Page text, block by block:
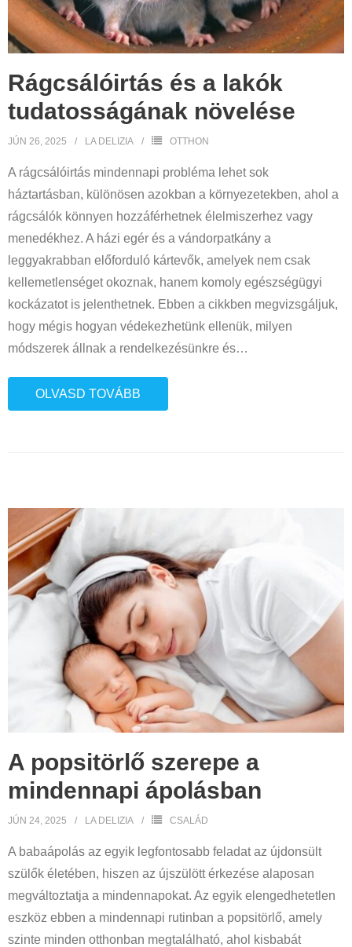
Rágcsálóirtás és a lakók
tudatosságának növelése
JÚN 26, 2025 LA DELIZIA OTTHON
A rágcsálóirtás mindennapi probléma lehet sok
háztartásban, különösen azokban a környezetekben, ahol a
rágcsálók könnyen hozzáférhetnek élelmiszerhez vagy
menedékhez. A házi egér és a vándorpatkány a
leggyakrabban előforduló kártevők, amelyek nem csak
kellemetlenséget okoznak, hanem komoly egészségügyi
kockázatot is jelenthetnek. Ebben a cikkben megvizsgáljuk,
hogy mégis hogyan védekezhetünk ellenük, milyen
módszerek állnak a rendelkezésünkre és…
OLVASD TOVÁBB
A popsitörlő szerepe a
mindennapi ápolásban
JÚN 24, 2025 LA DELIZIA CSALÁD
A babaápolás az egyik legfontosabb feladat az újdonsült
szülők életében, hiszen az újszülött érkezése alaposan
megváltoztatja a mindennapokat. Az egyik elengedhetetlen
eszköz ebben a mindennapi rutinban a popsitörlő, amely
szinte minden otthonban megtalálható, ahol kisbabát